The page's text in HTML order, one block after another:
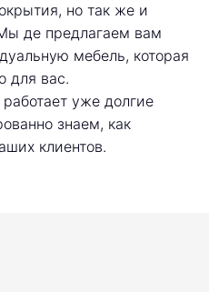
но так же и
де предлагаем вам
мебель, которая
для вас.
работает уже долгие
знаем, как
клиентов.